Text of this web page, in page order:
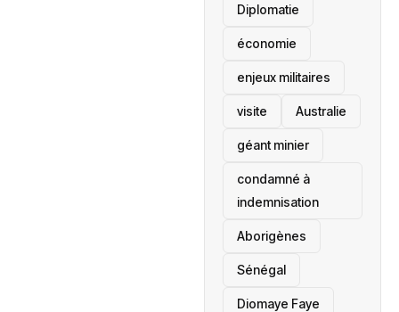
Diplomatie
économie
enjeux militaires
visite ‎Australie
géant minier
condamné à
indemnisation
Aborigènes
Sénégal
Diomaye Faye